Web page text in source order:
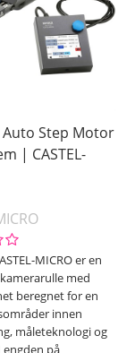
Step Motor
| CASTEL-
MICRO er en
med
beregnet for en
innen
måleteknologi og
på